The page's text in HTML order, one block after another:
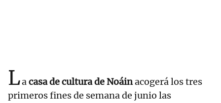
Lacasa de cultura de Noáinacogerá los tres
primeros fines de semana de junio las